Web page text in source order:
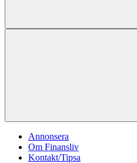
Annonsera
Om Finansliv
Kontakt/Tipsa